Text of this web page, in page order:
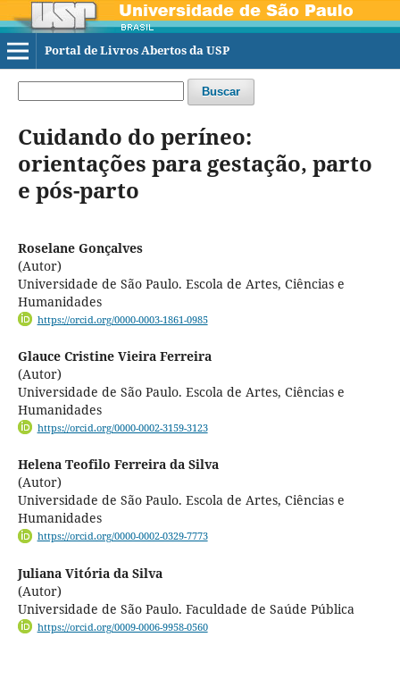
Portal de Livros Abertos da USP
Buscar
Cuidando do períneo:
orientações para gestação, parto
e pós-parto
Roselane Gonçalves
(Autor)
Universidade de São Paulo. Escola de Artes, Ciências e
Humanidades
https://orcid.org/0000-0003-1861-0985
Glauce Cristine Vieira Ferreira
(Autor)
Universidade de São Paulo. Escola de Artes, Ciências e
Humanidades
https://orcid.org/0000-0002-3159-3123
Helena Teofilo Ferreira da Silva
(Autor)
Universidade de São Paulo. Escola de Artes, Ciências e
Humanidades
https://orcid.org/0000-0002-0329-7773
Juliana Vitória da Silva
(Autor)
Universidade de São Paulo. Faculdade de Saúde Pública
https://orcid.org/0009-0006-9958-0560